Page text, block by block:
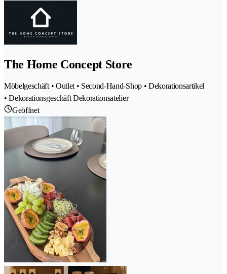
The Home Concept Store
Möbelgeschäft • Outlet • Second-Hand-Shop • Dekorationsartikel
• Dekorationsgeschäft Dekorationsatelier
Geöffnet